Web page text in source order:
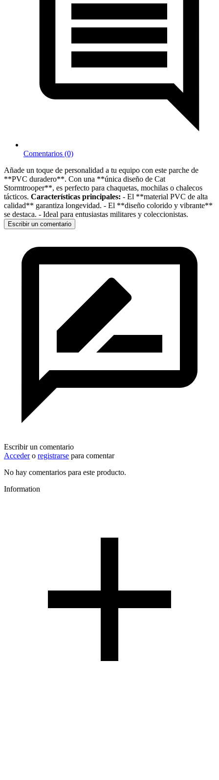
Comentarios (0)
Añade un toque de personalidad a tu equipo con este parche de
**PVC duradero**. Con una **única diseño de Cat
Stormtrooper**, es perfecto para chaquetas, mochilas o chalecos
tácticos. Características principales: - El **material PVC de alta
calidad** garantiza longevidad. - El **diseño colorido y vibrante**
se destaca. - Ideal para entusiastas militares y coleccionistas.
Escribir un comentario
Escribir un comentario
Accedero registrarse para comentar
No hay comentarios para este producto.
Information